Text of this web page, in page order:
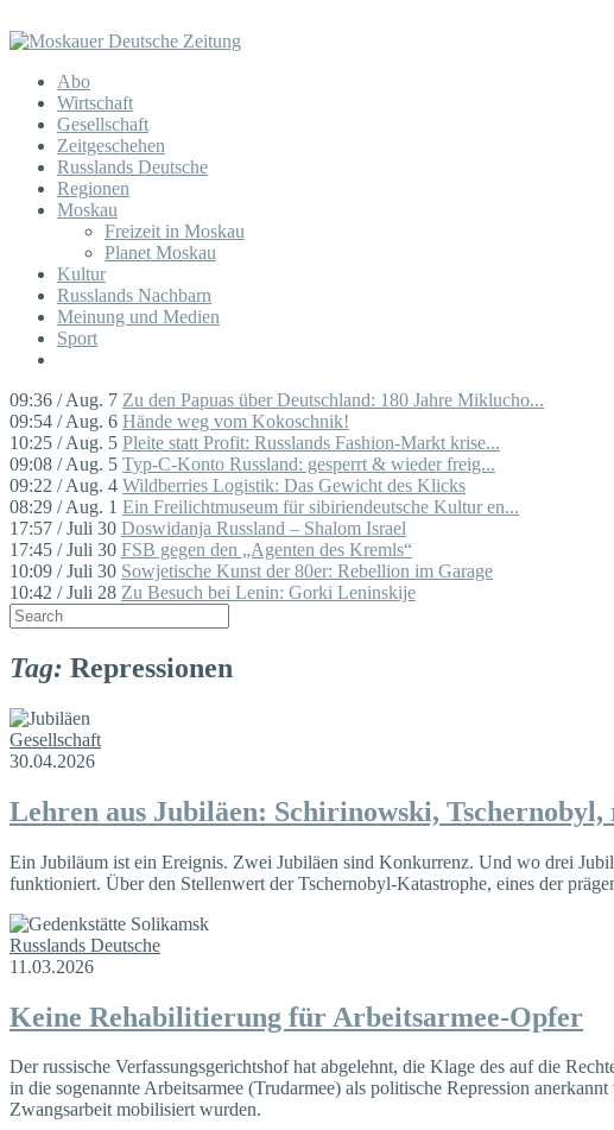
Abo
Wirtschaft
Gesellschaft
Zeitgeschehen
Russlands Deutsche
Regionen
Moskau
Freizeit in Moskau
Planet Moskau
Kultur
Russlands Nachbarn
Meinung und Medien
Sport
09:36 / Aug. 7 Zu den Papuas über Deutschland: 180 Jahre Miklucho...
09:54 / Aug. 6 Hände weg vom Kokoschnik!
10:25 / Aug. 5 Pleite statt Profit: Russlands Fashion-Markt krise...
09:08 / Aug. 5 Typ-C-Konto Russland: gesperrt & wieder freig...
09:22 / Aug. 4 Wildberries Logistik: Das Gewicht des Klicks
08:29 / Aug. 1 Ein Freilichtmuseum für sibiriendeutsche Kultur en...
17:57 / Juli 30 Doswidanja Russland – Shalom Israel
17:45 / Juli 30 FSB gegen den „Agenten des Kremls“
10:09 / Juli 30 Sowjetische Kunst der 80er: Rebellion im Garage
10:42 / Juli 28 Zu Besuch bei Lenin: Gorki Leninskije
Tag: Repressionen
Gesellschaft
30.04.2026
Lehren aus Jubiläen: Schirinowski,
Ein Jubiläum ist ein Ereignis. Zwei Jubiläen sind Konkurrenz. Und wo drei
funktioniert. Über den Stellenwert der Tschernobyl-Katastrophe, eines der
Russlands Deutsche
11.03.2026
Keine Rehabilitierung für Arbeitsarmee-Opfer
Der russische Verfassungsgerichtshof hat abgelehnt, die Klage des auf die
in die sogenannte Arbeitsarmee (Trudarmee) als politische Repression
Zwangsarbeit mobilisiert wurden.